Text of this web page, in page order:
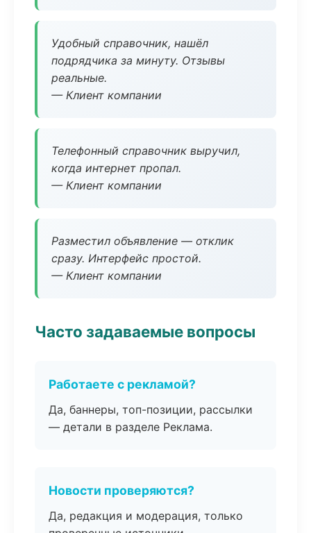
Удобный справочник, нашёл
подрядчика за минуту. Отзывы
реальные.
— Клиент компании
Телефонный справочник выручил,
когда интернет пропал.
— Клиент компании
Разместил объявление — отклик
сразу. Интерфейс простой.
— Клиент компании
Часто задаваемые вопросы
Работаете с рекламой?
Да, баннеры, топ-позиции, рассылки
— детали в разделе Реклама.
Новости проверяются?
Да, редакция и модерация, только